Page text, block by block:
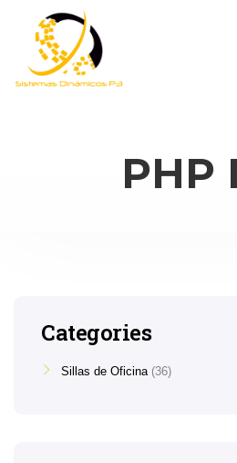
PHP
Categories
Sillas de Oficina 36